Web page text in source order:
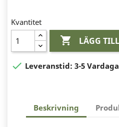
Kvantitet
 LÄGG
 Leveranstid: 3-5
Beskrivning